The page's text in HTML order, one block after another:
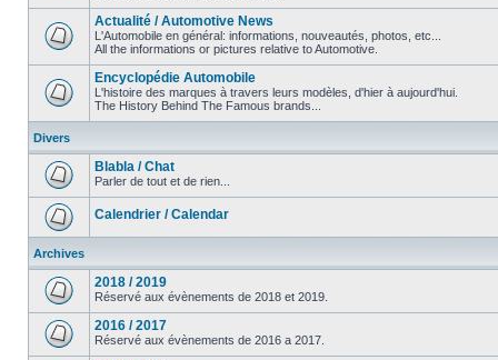
Actualité / Automotive News
L'Automobile en général: informations, nouveautés, photos, etc...
All the informations or pictures relative to Automotive.
Encyclopédie Automobile
L'histoire des marques à travers leurs modèles, d'hier à aujourd'hui.
The History Behind The Famous brands...
Divers
Blabla / Chat
Parler de tout et de rien...
Calendrier / Calendar
Archives
2018 / 2019
Réservé aux évènements de 2018 et 2019.
2016 / 2017
Réservé aux évènements de 2016 a 2017.